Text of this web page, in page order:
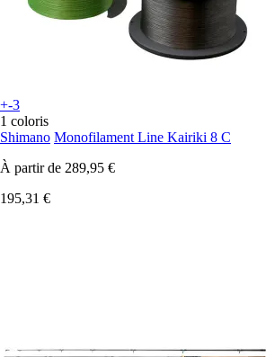
+-3
1 coloris
Shimano Monofilament Line Kairiki 8 C
À partir de 289,95 €
195,31 €